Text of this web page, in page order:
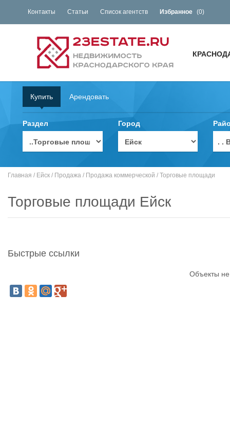
Контакты Статьи Список агентств Избранное (0)
Купить Арендовать
Раздел Город
. .
Главная / Ейск / Продажа / Продажа коммерческой / Торговые площади
Торговые площади Ейск
Быстрые ссылки
Объекты